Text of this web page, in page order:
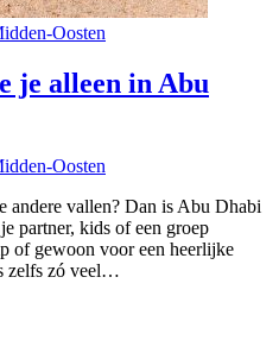
Oosten
je alleen in Abu
Oosten
andere vallen? Dan is Abu Dhabi
partner, kids of een groep
of gewoon voor een heerlijke
zelfs zó veel…